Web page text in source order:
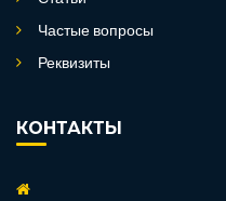
Частые вопросы
Реквизиты
КОНТАКТЫ